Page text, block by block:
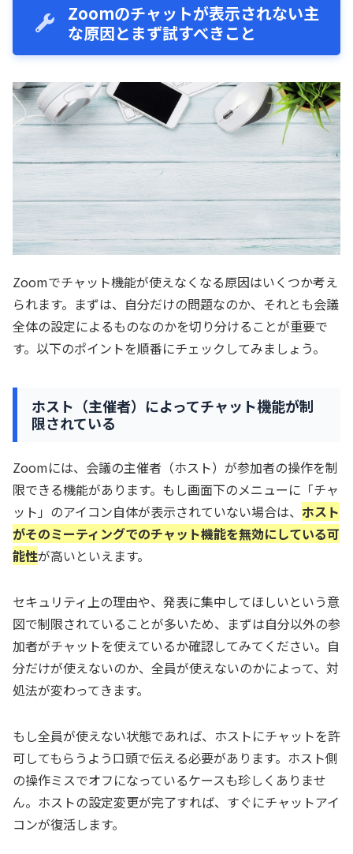
Zoomのチャットが表示されない主
な原因とまず試すべきこと
Zoomでチャット機能が使えなくなる原因はいくつか考え
られます。まずは、自分だけの問題なのか、それとも会議
全体の設定によるものなのかを切り分けることが重要で
す。以下のポイントを順番にチェックしてみましょう。
ホスト（主催者）によってチャット機能が制
限されている
Zoomには、会議の主催者（ホスト）が参加者の操作を制
限できる機能があります。もし画面下のメニューに「チャ
ット」のアイコン自体が表示されていない場合は、 ホスト
がそのミーティングでのチャット機能を無効にしている可
能性が高いといえます。
セキュリティ上の理由や、発表に集中してほしいという意
図で制限されていることが多いため、まずは自分以外の参
加者がチャットを使えているか確認してみてください。自
分だけが使えないのか、全員が使えないのかによって、対
処法が変わってきます。
もし全員が使えない状態であれば、ホストにチャットを許
可してもらうよう口頭で伝える必要があります。ホスト側
の操作ミスでオフになっているケースも珍しくありませ
ん。ホストの設定変更が完了すれば、すぐにチャットアイ
コンが復活します。